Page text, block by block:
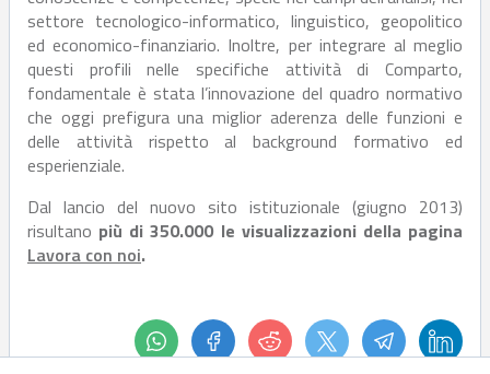
settore tecnologico-informatico, linguistico, geopolitico
ed economico-finanziario. Inoltre, per integrare al meglio
questi profili nelle specifiche attività di Comparto,
fondamentale è stata l’innovazione del quadro normativo
che oggi prefigura una miglior aderenza delle funzioni e
delle attività rispetto al background formativo ed
esperienziale.
Dal lancio del nuovo sito istituzionale (giugno 2013)
risultano più di 350.000 le visualizzazioni della pagina
Lavora con noi.